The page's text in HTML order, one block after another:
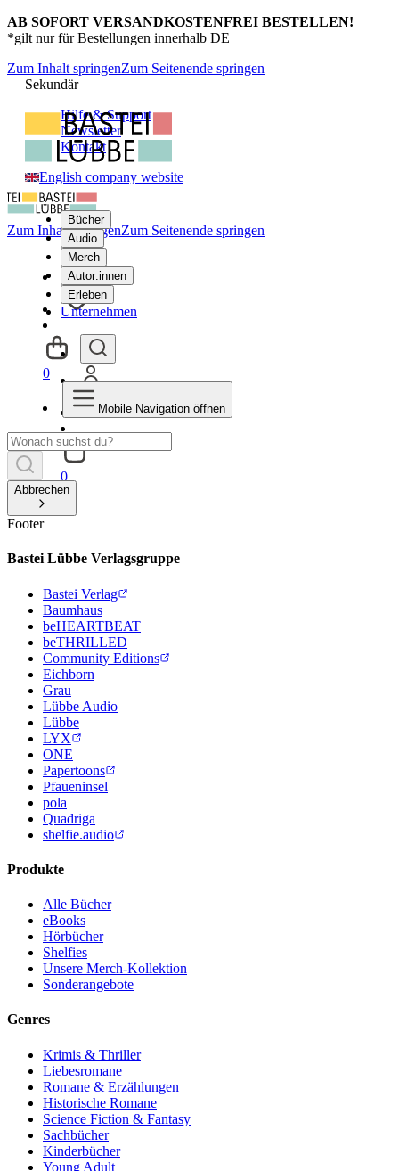
AB SOFORT VERSANDKOSTENFREI BESTELLEN!
*gilt nur für Bestellungen innerhalb DE
Zum Inhalt springenZum Seitenende springen
Sekundär
Hilfe & Support
Newsletter
Kontakt
English company website
Bücher
Audio
Merch
Autor:innen
Erleben
Unternehmen
0
Zum Inhalt springenZum Seitenende springen
0
Mobile Navigation öffnen
Abbrechen
Footer
Bastei Lübbe Verlagsgruppe
Bastei Verlag
Baumhaus
beHEARTBEAT
beTHRILLED
Community Editions
Eichborn
Grau
Lübbe Audio
Lübbe
LYX
ONE
Papertoons
Pfaueninsel
pola
Quadriga
shelfie.audio
Produkte
Alle Bücher
eBooks
Hörbücher
Shelfies
Unsere Merch-Kollektion
Sonderangebote
Genres
Krimis & Thriller
Liebesromane
Romane & Erzählungen
Historische Romane
Science Fiction & Fantasy
Sachbücher
Kinderbücher
Young Adult